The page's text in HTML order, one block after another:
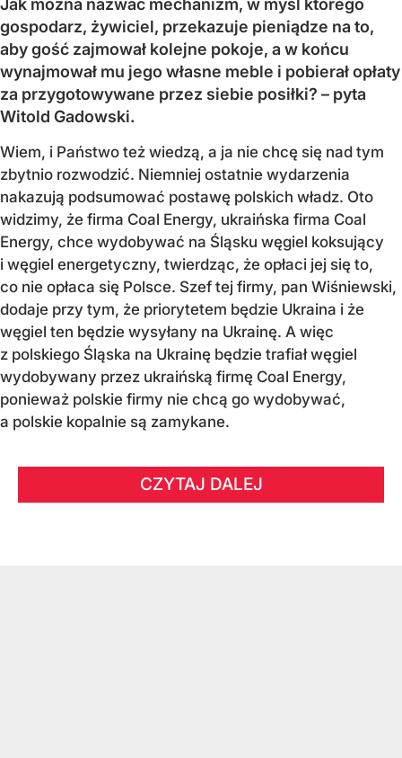
Jak można nazwać mechanizm, w myśl którego
gospodarz, żywiciel, przekazuje pieniądze na to,
aby gość zajmował kolejne pokoje, a w końcu
wynajmował mu jego własne meble i pobierał opłaty
za przygotowywane przez siebie posiłki? – pyta
Witold Gadowski.
Wiem, i Państwo też wiedzą, a ja nie chcę się nad tym
zbytnio rozwodzić. Niemniej ostatnie wydarzenia
nakazują podsumować postawę polskich władz. Oto
widzimy, że firma Coal Energy, ukraińska firma Coal
Energy, chce wydobywać na Śląsku węgiel koksujący
i węgiel energetyczny, twierdząc, że opłaci jej się to,
co nie opłaca się Polsce. Szef tej firmy, pan Wiśniewski,
dodaje przy tym, że priorytetem będzie Ukraina i że
węgiel ten będzie wysyłany na Ukrainę. A więc
z polskiego Śląska na Ukrainę będzie trafiał węgiel
wydobywany przez ukraińską firmę Coal Energy,
ponieważ polskie firmy nie chcą go wydobywać,
a polskie kopalnie są zamykane.
CZYTAJ DALEJ